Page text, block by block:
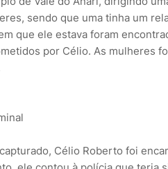
sendo que uma tinha um
que ele estava foram
por Célio. As mulheres
Célio Roberto foi